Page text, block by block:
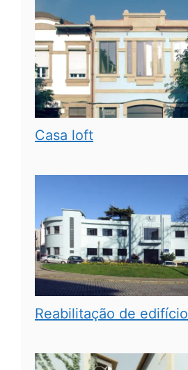
Casa loft
Reabilitação de edifício